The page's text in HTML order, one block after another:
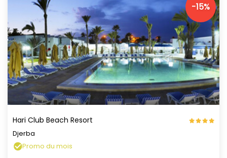
-15%
Hari Club Beach Resort
Djerba
Promo du mois